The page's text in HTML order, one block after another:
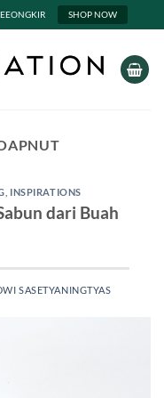
SHOP NOW
INSPIRATIONS
dari Buah
SASETYANINGTYAS